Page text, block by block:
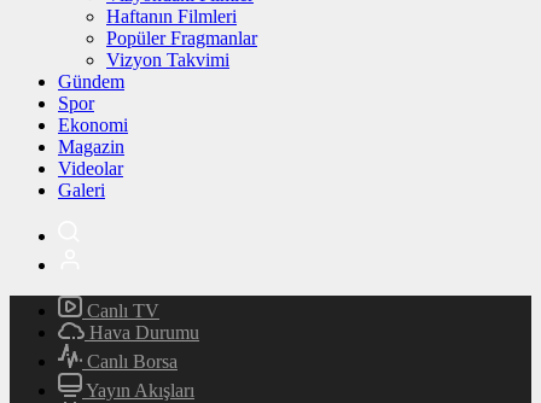
Haftanın Filmleri
Popüler Fragmanlar
Vizyon Takvimi
Gündem
Spor
Ekonomi
Magazin
Videolar
Galeri
Canlı TV
Hava Durumu
Canlı Borsa
Yayın Akışları